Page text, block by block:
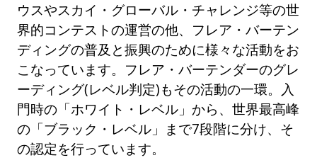
ウスやスカイ・グローバル・チャレンジ等の世
界的コンテストの運営の他、フレア・バーテン
ディングの普及と振興のために様々な活動をお
こなっています。フレア・バーテンダーのグレ
ーディング(レベル判定)もその活動の一環。入
門時の「ホワイト・レベル」から、世界最高峰
の「ブラック・レベル」まで7段階に分け、そ
の認定を行っています。